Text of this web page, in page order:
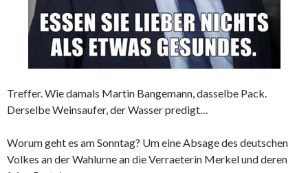
Treffer. Wie damals Martin Bangemann, dasselbe Pack.
Derselbe Weinsaufer, der Wasser predigt…
Worum geht es am Sonntag? Um eine Absage des deutschen
Volkes an der Wahlurne an die Verraeterin Merkel und deren